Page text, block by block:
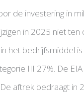
de investering in
in 2025 niet
het bedrijfsmiddel
III 27%. De
aftrek bedraagt in